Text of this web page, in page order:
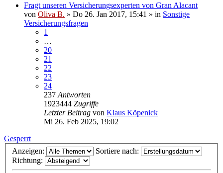
Fragt unseren Versicherungsexperten von Gran Alacant
von Oliva B. » Do 26. Jan 2017, 15:41 » in Sonstige
Versicherungsfragen
1
…
20
21
22
23
24
237 Antworten
1923444 Zugriffe
Letzter Beitrag von Klaus Köpenick
Mi 26. Feb 2025, 19:02
Gesperrt
Anzeigen:
Sortiere nach:
Richtung: